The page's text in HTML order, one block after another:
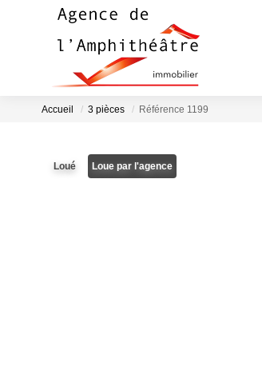
Accueil 3 pièces Référence 1199
Loué Loue par l'agence